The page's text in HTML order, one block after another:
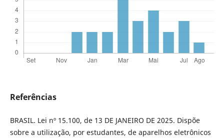
Referências
BRASIL. Lei nº 15.100, de 13 DE JANEIRO DE 2025. Dispõe
sobre a utilização, por estudantes, de aparelhos eletrônicos